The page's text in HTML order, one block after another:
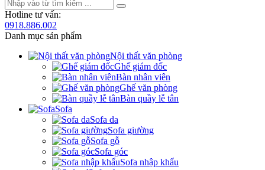
Hotline tư vấn:
0918.886.002
Danh mục sản phẩm
Nội thất văn phòng
Ghế giám đốc
Bàn nhân viên
Ghế văn phòng
Bàn quầy lễ tân
Sofa
Sofa da
Sofa giường
Sofa gỗ
Sofa góc
Sofa nhập khẩu